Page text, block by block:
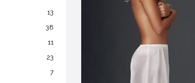
13
38
11
23
7